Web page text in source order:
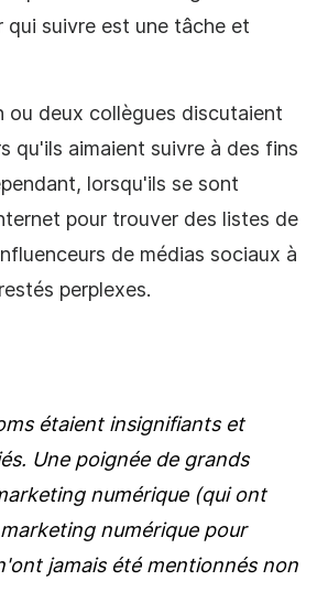
qui suivre est une tâche et
ou deux collègues discutaient
qu'ils aimaient suivre à des fins
lorsqu'ils se sont
pour trouver des listes de
de médias sociaux à
perplexes.
étaient insignifiants et
Une poignée de grands
numérique (qui ont
numérique pour
jamais été mentionnés non